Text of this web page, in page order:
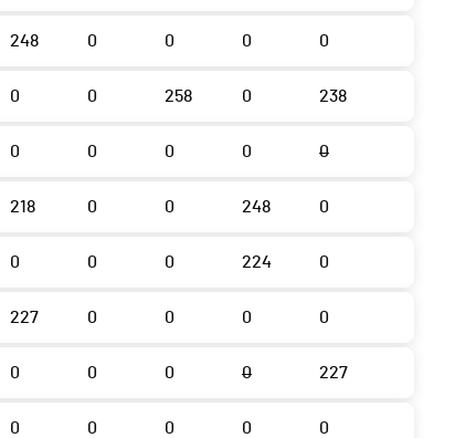
248 0 0 0 0
0 0 258 0 238
0 0 0 0 0
218 0 0 248 0
0 0 0 224 0
227 0 0 0 0
0 0 0 0 227
0 0 0 0 0